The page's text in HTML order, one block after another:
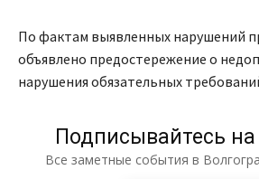
По фактам выявленных нарушений
объявлено предостережение о
нарушения обязательных
Подписывайтесь
Все заметные события в